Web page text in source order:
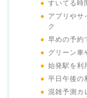
すいてる時
アプリやサ
ク
早めの予約
グリーン車
始発駅を利
平日午後の
混雑予測カ